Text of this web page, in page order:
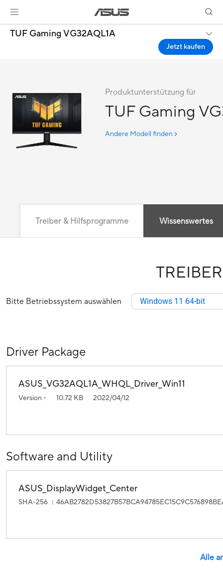
TUF Gaming VG32AQL1A
Jetzt kaufen
Produktunterstützung für
TUF Gaming
Andere Modell finden
Treiber & Hilfsprogramme Wissenswertes
Bitte Betriebssystem auswählen Windows 11 64-bit
Driver Package
ASUS_VG32AQL1A_WHQL_Driver_Win11
Version - 10.72 KB 2022/04/12
Software and Utility
ASUS_DisplayWidget_Center
SHA-256 ：
Alle